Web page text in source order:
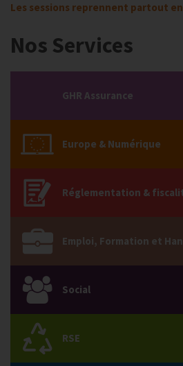
Les sessions reprennent partout
Nos Services
GHR Assurance
Europe & Numérique
Réglementation &
Emploi, Formation et
Social
RSE